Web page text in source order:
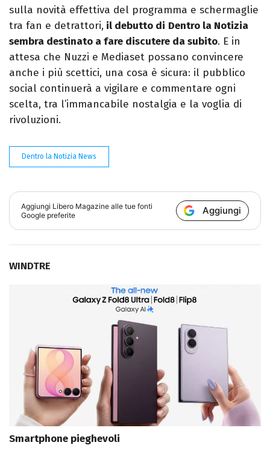
sulla novità effettiva del programma e schermaglie
tra fan e detrattori, il debutto di Dentro la Notizia
sembra destinato a fare discutere da subito. E in
attesa che Nuzzi e Mediaset possano convincere
anche i più scettici, una cosa è sicura: il pubblico
social continuerà a vigilare e commentare ogni
scelta, tra l’immancabile nostalgia e la voglia di
rivoluzioni.
Dentro la Notizia News
Aggiungi Libero Magazine alle tue fonti
Google preferite
Aggiungi
WINDTRE
Smartphone pieghevoli